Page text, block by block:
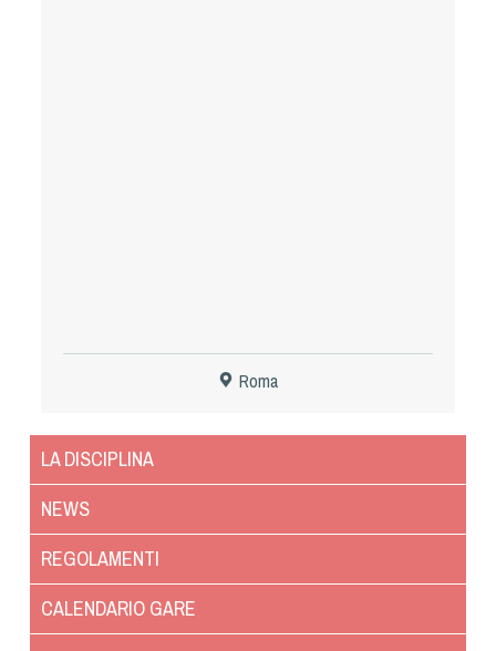
Roma
LA DISCIPLINA
NEWS
REGOLAMENTI
CALENDARIO GARE
Agility
Dog Balance
Hoopers
Obedience